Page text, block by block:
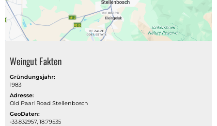
Weingut Fakten
Gründungsjahr:
1983
Adresse:
Old Paarl Road Stellenbosch
GeoDaten:
-33.832957, 18.79535